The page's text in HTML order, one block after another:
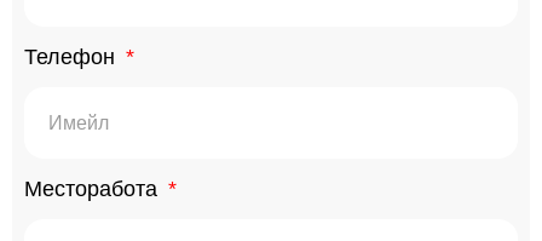
Телефон
Месторабота